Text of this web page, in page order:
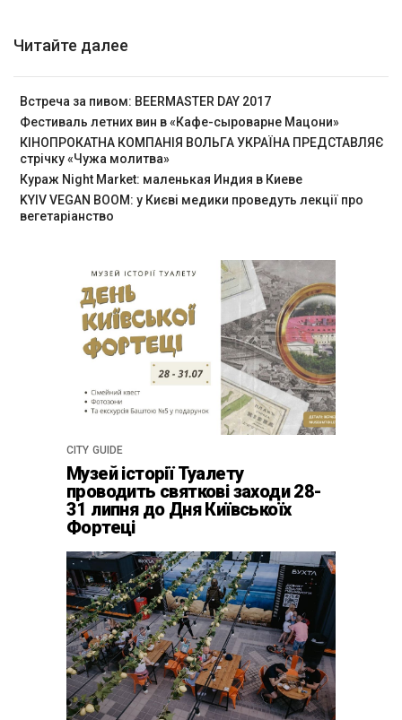
Читайте далее
Встреча за пивом: BEERMASTER DAY 2017
Фестиваль летних вин в «Кафе-сыроварне Мацони»
КІНОПРОКАТНА КОМПАНІЯ ВОЛЬГА УКРАЇНА ПРЕДСТАВЛЯЄ
стрічку «Чужа молитва»
Кураж Night Market: маленькая Индия в Киеве
KYIV VEGAN BOOM: у Києві медики проведуть лекції про
вегетаріанство
CITY GUIDE
Музей історії Туалету
проводить святкові заходи 28-
31 липня до Дня Київськоїх
Фортеці